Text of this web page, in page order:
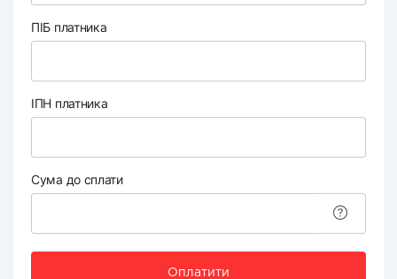
ПІБ платника
ІПН платника
Сума до сплати
Оплатити